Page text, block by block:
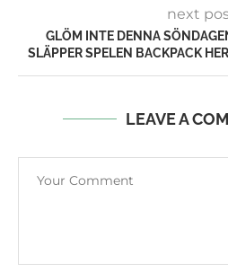
next
GLÖM INTE DENNA
SLÄPPER SPELEN BACKPACK
LEAVE A